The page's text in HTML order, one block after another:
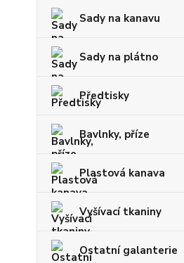
Sady na kanavu
Sady na plátno
Předtisky
Bavlnky, příze
Plastová kanava
Vyšívací tkaniny
Ostatní galanterie